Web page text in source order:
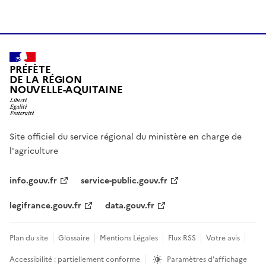
PRÉFÈTE
DE LA RÉGION
NOUVELLE-AQUITAINE
Site officiel du service régional du ministère en charge de
l'agriculture
info.gouv.fr
service-public.gouv.fr
legifrance.gouv.fr
data.gouv.fr
Plan du site Glossaire Mentions Légales Flux RSS
Votre avis
Accessibilité : partiellement conforme
Paramètres d'affichage